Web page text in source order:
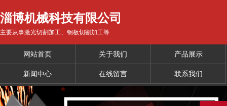
淄博机械科技有限公司
主要从事激光切割加工、钢板切割加工等
网站首页 关于我们 产品展示
新闻中心 在线留言 联系我们